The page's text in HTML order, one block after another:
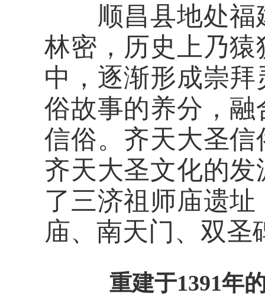
顺昌县地处福
林密，历史上乃
中，逐渐形成崇
俗故事的养分，
信俗。齐天大圣
齐天大圣文化的
了三济祖师庙遗
庙、南天门、双圣
重建于1391年